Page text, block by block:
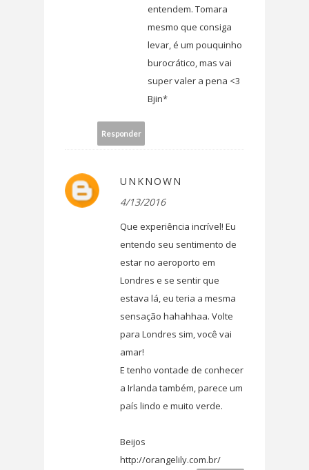
entendem. Tomara
mesmo que consiga
levar, é um pouquinho
burocrático, mas vai
super valer a pena <3
Bjin*
Responder
UNKNOWN
4/13/2016
Que experiência incrível! Eu
entendo seu sentimento de
estar no aeroporto em
Londres e se sentir que
estava lá, eu teria a mesma
sensação hahahhaa. Volte
para Londres sim, você vai
amar!
E tenho vontade de conhecer
a Irlanda também, parece um
país lindo e muito verde.
Beijos
http://orangelily.com.br/